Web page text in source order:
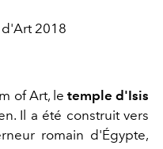
2018
of Art, le temple d'Isis
Il a été construit vers
romain d'Égypte,